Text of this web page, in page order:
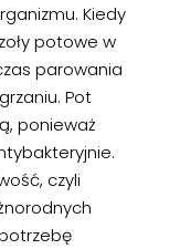
Kiedy
potowe w
parowania
Pot
ponieważ
czyli